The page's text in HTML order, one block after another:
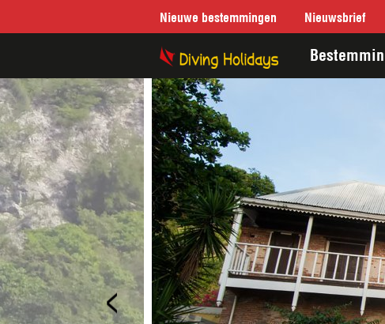
Nieuwe bestemmingen Nieuwsbrief
<